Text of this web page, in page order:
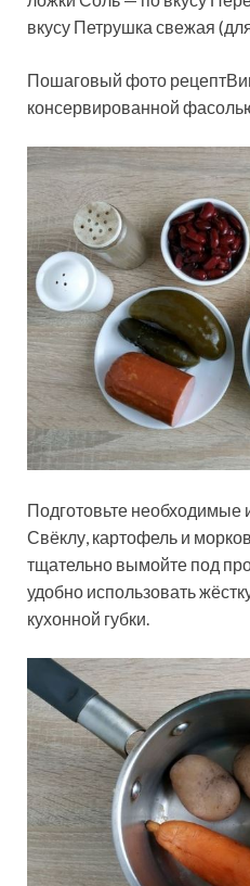
вкусу Петрушка свежая
Пошаговый фото
консервированной
Подготовьте необходимые
Свёклу, картофель и
тщательно вымойте под
удобно использовать
кухонной губки.